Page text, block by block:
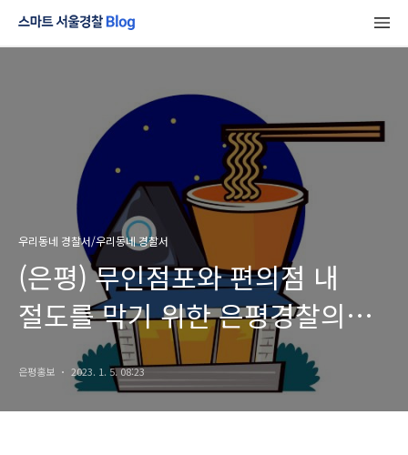
우리동네 경찰서/우리동네 경찰서
(은평) 무인점포와 편의점 내
절도를 막기 위한 은평경찰의
노력!
은평홍보 2023. 1. 5. 08:23